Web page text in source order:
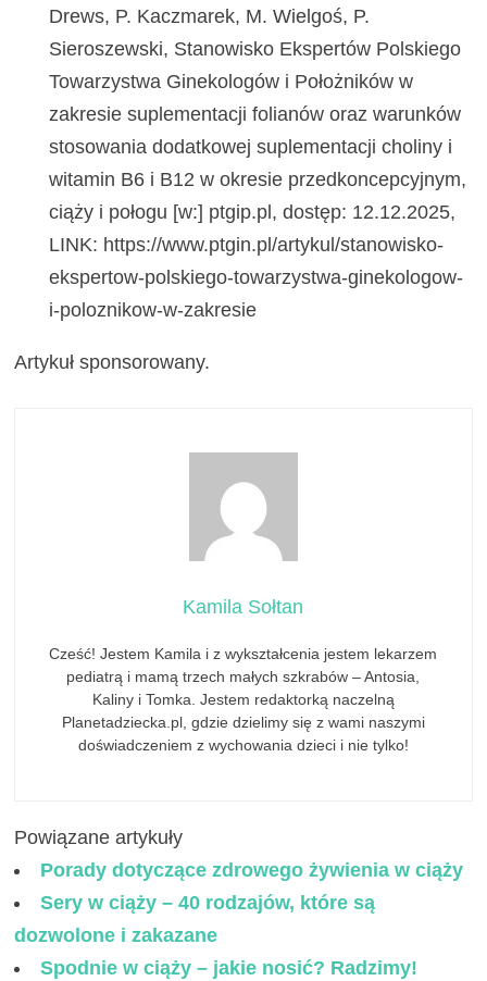
Drews, P. Kaczmarek, M. Wielgoś, P.
Sieroszewski, Stanowisko Ekspertów Polskiego
Towarzystwa Ginekologów i Położników w
zakresie suplementacji folianów oraz warunków
stosowania dodatkowej suplementacji choliny i
witamin B6 i B12 w okresie przedkoncepcyjnym,
ciąży i połogu [w:] ptgip.pl, dostęp: 12.12.2025,
LINK: https://www.ptgin.pl/artykul/stanowisko-
ekspertow-polskiego-towarzystwa-ginekologow-
i-poloznikow-w-zakresie
Artykuł sponsorowany.
Kamila Sołtan
Cześć! Jestem Kamila i z wykształcenia jestem lekarzem
pediatrą i mamą trzech małych szkrabów – Antosia,
Kaliny i Tomka. Jestem redaktorką naczelną
Planetadziecka.pl, gdzie dzielimy się z wami naszymi
doświadczeniem z wychowania dzieci i nie tylko!
Powiązane artykuły
Porady dotyczące zdrowego żywienia w ciąży
Sery w ciąży – 40 rodzajów, które są
dozwolone i zakazane
Spodnie w ciąży – jakie nosić? Radzimy!